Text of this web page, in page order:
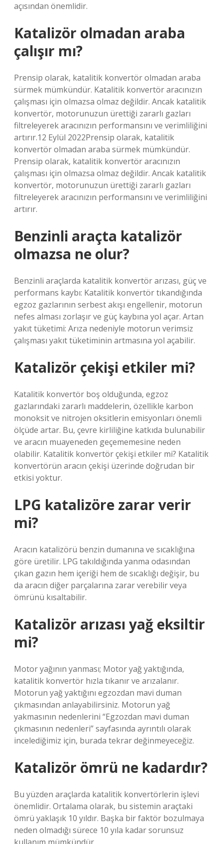
açısından önemlidir.
Katalizör olmadan araba
çalışır mı?
Prensip olarak, katalitik konvertör olmadan araba
sürmek mümkündür. Katalitik konvertör aracınızın
çalışması için olmazsa olmaz değildir. Ancak katalitik
konvertör, motorunuzun ürettiği zararlı gazları
filtreleyerek aracınızın performansını ve verimliliğini
artırır.12 Eylül 2022Prensip olarak, katalitik
konvertör olmadan araba sürmek mümkündür.
Prensip olarak, katalitik konvertör aracınızın
çalışması için olmazsa olmaz değildir. Ancak katalitik
konvertör, motorunuzun ürettiği zararlı gazları
filtreleyerek aracınızın performansını ve verimliliğini
artırır.
Benzinli araçta katalizör
olmazsa ne olur?
Benzinli araçlarda katalitik konvertör arızası, güç ve
performans kaybı: Katalitik konvertör tıkandığında
egzoz gazlarının serbest akışı engellenir, motorun
nefes alması zorlaşır ve güç kaybına yol açar. Artan
yakıt tüketimi: Arıza nedeniyle motorun verimsiz
çalışması yakıt tüketiminin artmasına yol açabilir.
Katalizör çekişi etkiler mi?
Katalitik konvertör boş olduğunda, egzoz
gazlarındaki zararlı maddelerin, özellikle karbon
monoksit ve nitrojen oksitlerin emisyonları önemli
ölçüde artar. Bu, çevre kirliliğine katkıda bulunabilir
ve aracın muayeneden geçememesine neden
olabilir. Katalitik konvertör çekişi etkiler mi? Katalitik
konvertörün aracın çekişi üzerinde doğrudan bir
etkisi yoktur.
LPG katalizöre zarar verir
mi?
Aracın katalizörü benzin dumanına ve sıcaklığına
göre üretilir. LPG takıldığında yanma odasından
çıkan gazın hem içeriği hem de sıcaklığı değişir, bu
da aracın diğer parçalarına zarar verebilir veya
ömrünü kısaltabilir.
Katalizör arızası yağ eksiltir
mi?
Motor yağının yanması; Motor yağ yaktığında,
katalitik konvertör hızla tıkanır ve arızalanır.
Motorun yağ yaktığını egzozdan mavi duman
çıkmasından anlayabilirsiniz. Motorun yağ
yakmasının nedenlerini “Egzozdan mavi duman
çıkmasının nedenleri” sayfasında ayrıntılı olarak
incelediğimiz için, burada tekrar değinmeyeceğiz.
Katalizör ömrü ne kadardır?
Bu yüzden araçlarda katalitik konvertörlerin işlevi
önemlidir. Ortalama olarak, bu sistemin araçtaki
ömrü yaklaşık 10 yıldır. Başka bir faktör bozulmaya
neden olmadığı sürece 10 yıla kadar sorunsuz